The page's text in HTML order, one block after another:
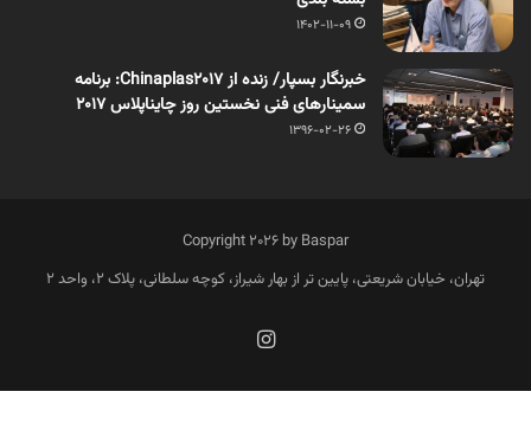
1402-11-09
خبرنگار بسپار/ زنده از Chinaplas2017: برنامه
سمینارهای فنی نخستین روز چایناپلاس 2017
1396-02-26
Copyright 2026 by Baspar
تهران، خیابان شریعتی، پایین تر از بهار شیراز، کوچه سلطانی، پلاک 2، واحد 2